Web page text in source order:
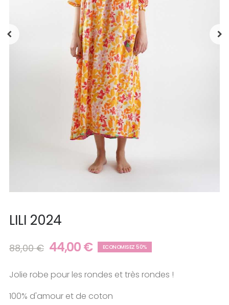
LILI 2024
88,00 € 44,00 € ECONOMISEZ 50%
Jolie robe pour les rondes et très rondes !
100% d'amour et de coton